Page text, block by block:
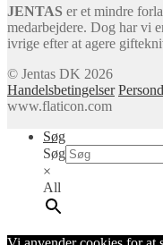
JENTAS er et mindre
medarbejdere. Dog har vi
ivrige efter at agere
© Jentas DK 2026
Handelsbetingelser
www.flaticon.com
Søg
Søg
×
All